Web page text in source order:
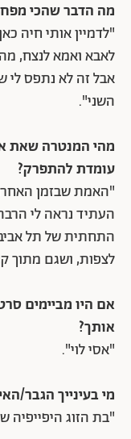
מה הדבר שהכי
"לדמיין אותי חיה
לאבא ואמא לנצח,
אבל זה לא נתפס לי
השני".
מהי המנטרה שאת
עומדת להתפרק?
"האמת שבזמן
העתיד נראה לי
התחתית של תל
לצפות, ושגם מתוך
אם היו מביימים
אותך?
"אסי לוי".
מי בעינייך הגבר/
"בת הזוג היפייפיה